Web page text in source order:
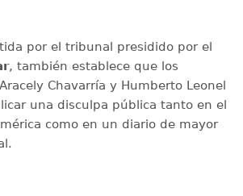
por el tribunal presidido por el
, también establece que los
Chavarría y Humberto Leonel
una disculpa pública tanto en el
como en un diario de mayor